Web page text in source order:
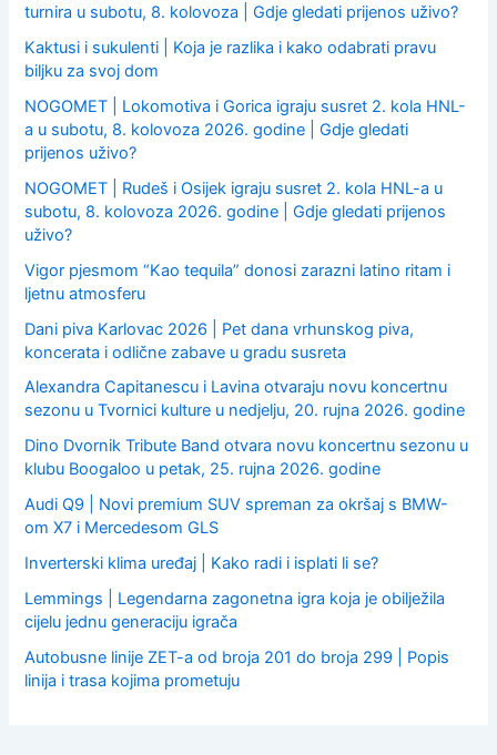
turnira u subotu, 8. kolovoza | Gdje gledati prijenos uživo?
Kaktusi i sukulenti | Koja je razlika i kako odabrati pravu
biljku za svoj dom
NOGOMET | Lokomotiva i Gorica igraju susret 2. kola HNL-
a u subotu, 8. kolovoza 2026. godine | Gdje gledati
prijenos uživo?
NOGOMET | Rudeš i Osijek igraju susret 2. kola HNL-a u
subotu, 8. kolovoza 2026. godine | Gdje gledati prijenos
uživo?
Vigor pjesmom “Kao tequila” donosi zarazni latino ritam i
ljetnu atmosferu
Dani piva Karlovac 2026 | Pet dana vrhunskog piva,
koncerata i odlične zabave u gradu susreta
Alexandra Capitanescu i Lavina otvaraju novu koncertnu
sezonu u Tvornici kulture u nedjelju, 20. rujna 2026. godine
Dino Dvornik Tribute Band otvara novu koncertnu sezonu u
klubu Boogaloo u petak, 25. rujna 2026. godine
Audi Q9 | Novi premium SUV spreman za okršaj s BMW-
om X7 i Mercedesom GLS
Inverterski klima uređaj | Kako radi i isplati li se?
Lemmings | Legendarna zagonetna igra koja je obilježila
cijelu jednu generaciju igrača
Autobusne linije ZET-a od broja 201 do broja 299 | Popis
linija i trasa kojima prometuju